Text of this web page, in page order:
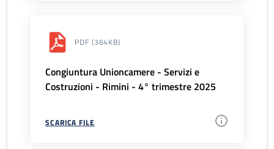
PDF (364KB)
Congiuntura Unioncamere - Servizi e
Costruzioni - Rimini - 4° trimestre 2025
SCARICA FILE